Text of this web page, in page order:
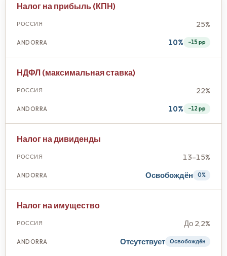
Налог на прибыль (КПН)
25%
10%
−15 pp
НДФЛ (максимальная ставка)
22%
10%
−12 pp
Налог на дивиденды
13–15%
Освобождён
0%
Налог на имущество
До 2,2%
Отсутствует
Освобождён